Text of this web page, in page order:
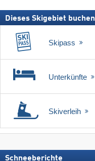
Dieses Skigebiet buchen
Skipass
Unterkünfte
Skiverleih
Schneeberichte